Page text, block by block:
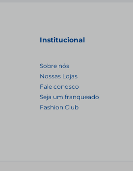
Institucional
Sobre nós
Nossas Lojas
Fale conosco
Seja um franqueado
Fashion Club